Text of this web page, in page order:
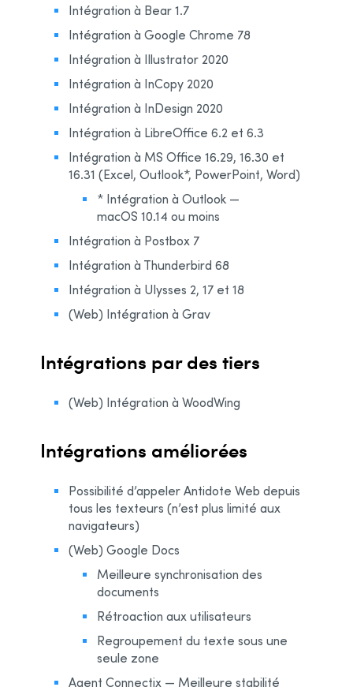
Intégration à Bear 1.7
Intégration à Google Chrome 78
Intégration à Illustrator 2020
Intégration à InCopy 2020
Intégration à InDesign 2020
Intégration à LibreOffice 6.2 et 6.3
Intégration à MS Office 16.29, 16.30 et
16.31 (Excel, Outlook*, PowerPoint, Word)
* Intégration à Outlook —
macOS 10.14 ou moins
Intégration à Postbox 7
Intégration à Thunderbird 68
Intégration à Ulysses 2, 17 et 18
(Web) Intégration à Grav
Intégrations par des tiers
(Web) Intégration à WoodWing
Intégrations améliorées
Possibilité d’appeler Antidote Web depuis
tous les texteurs (n’est plus limité aux
navigateurs)
(Web) Google Docs
Meilleure synchronisation des
documents
Rétroaction aux utilisateurs
Regroupement du texte sous une
seule zone
Agent Connectix — Meilleure stabilité